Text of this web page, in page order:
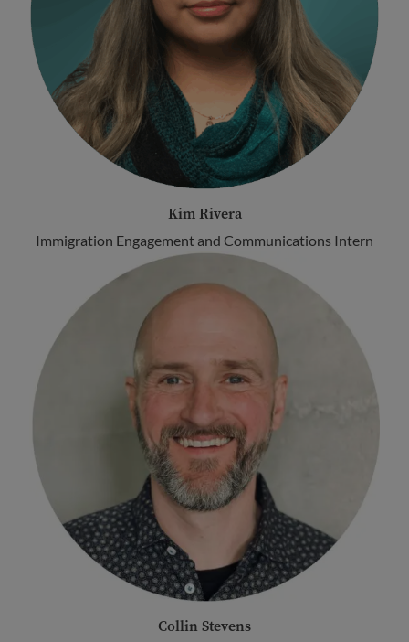
Kim Rivera
Immigration Engagement and Communications Intern
Collin Stevens